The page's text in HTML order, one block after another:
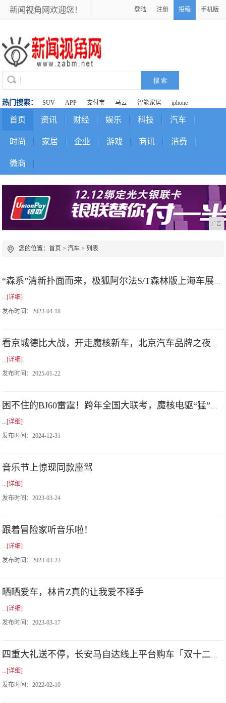
新闻视角网欢迎您！ 登陆 注册 投稿 手机版
热门搜索： SUV APP 支付宝 马云 智能家居 iphone
首页 资讯 财经 娱乐 科技 汽车
时尚 家居 企业 游戏 商讯 消费
微商
广告
您的位置：首页 >汽车 > 列表
...[详细]
发布时间：2023-04-18
...[详细]
发布时间：2025-01-22
...[详细]
发布时间：2024-12-31
音乐节上惊现同款座驾
...[详细]
发布时间：2023-03-24
跟着冒险家听音乐啦！
...[详细]
发布时间：2023-03-23
晒晒爱车，林肯Z真的让我爱不释手
...[详细]
发布时间：2023-03-17
...[详细]
发布时间：2022-02-10